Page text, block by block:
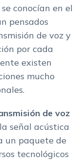
conocían en el
pensados
de voz y
por cada
existen
mucho
de voz
señal acústica
un paquete de
tecnológicos